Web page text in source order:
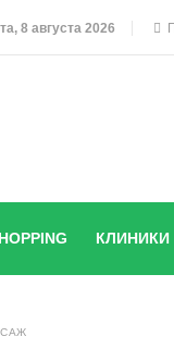
8 августа 2026
КЛИНИКИ